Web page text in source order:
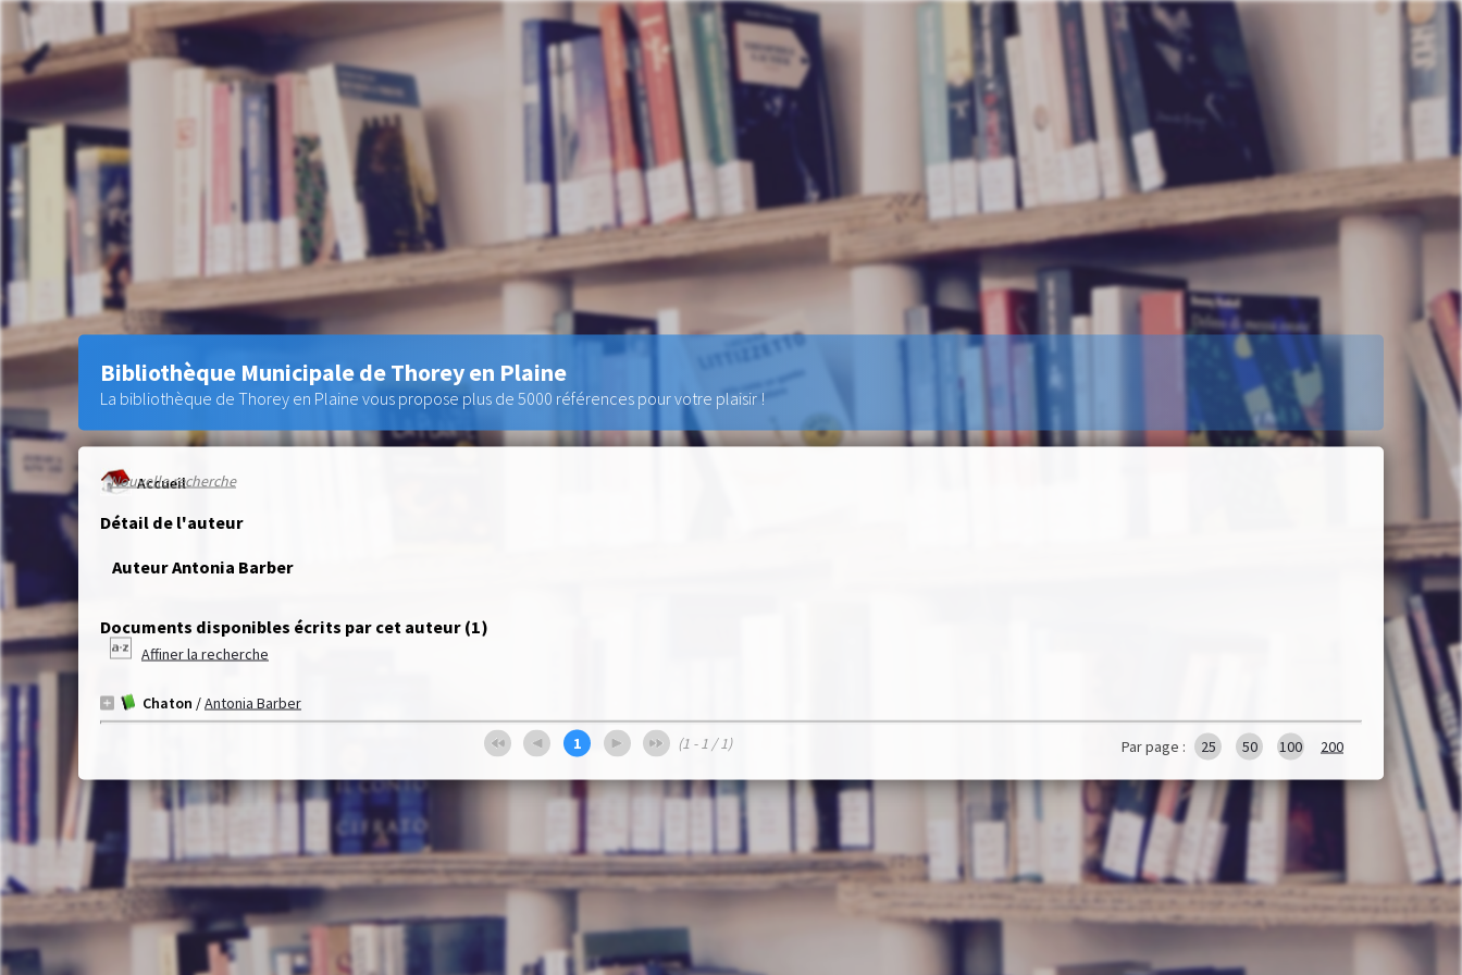
Accueil
Nouvelle recherche
Détail de l'auteur
Auteur Antonia Barber
Documents disponibles écrits par cet auteur (1)
Affiner la recherche
Chaton /Antonia Barber
1 (1 - 1 / 1) Par page : 25 50 100 200
Bibliothèque Municipale de Thorey en Plaine
La bibliothèque de Thorey en Plaine vous propose plus de 5000 références pour votre plaisir !